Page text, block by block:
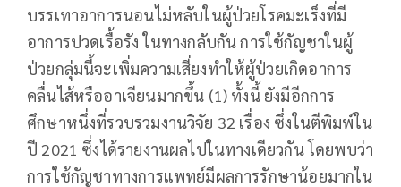
บรรเทาอาการนอนไม่หลับในผู้ป่วยโรคมะเร็งที่มี
อาการปวดเรื้อรัง ในทางกลับกัน การใช้กัญชาในผู้
ป่วยกลุ่มนี้จะเพิ่มความเสี่ยงทำให้ผู้ป่วยเกิดอาการ
คลื่นไส้หรืออาเจียนมากขึ้น (1) ทั้งนี้ ยังมีอีกการ
ศึกษาหนึ่งที่รวบรวมงานวิจัย 32 เรื่อง ซึ่งในตีพิมพ์ใน
ปี 2021 ซึ่งได้รายงานผลไปในทางเดียวกัน โดยพบว่า
การใช้กัญชาทางการแพทย์มีผลการรักษาน้อยมากใน